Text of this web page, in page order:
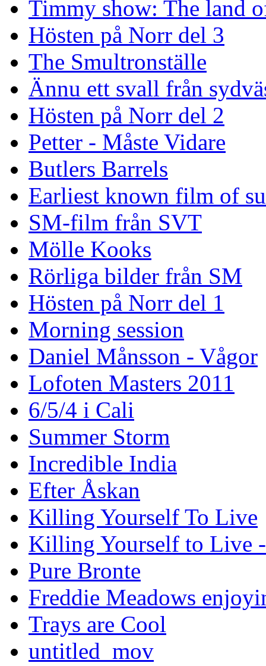
Timmy show: The land
Hösten på Norr del 3
The Smultronställe
Ännu ett svall från
Hösten på Norr del 2
Petter - Måste Vidare
Butlers Barrels
Earliest known film of
SM-film från SVT
Mölle Kooks
Rörliga bilder från SM
Hösten på Norr del 1
Morning session
Daniel Månsson - Vågor
Lofoten Masters 2011
6/5/4 i Cali
Summer Storm
Incredible India
Efter Åskan
Killing Yourself To Live
Killing Yourself to Live -
Pure Bronte
Freddie Meadows
Trays are Cool
untitled_mov